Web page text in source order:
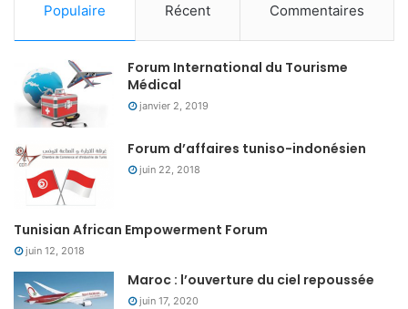
Populaire Récent Commentaires
Forum International du Tourisme
Médical
janvier 2, 2019
Forum d’affaires tuniso-indonésien
juin 22, 2018
Tunisian African Empowerment Forum
juin 12, 2018
Maroc : l’ouverture du ciel repoussée
juin 17, 2020